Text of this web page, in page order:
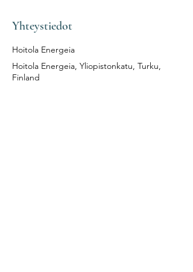
Yhteystiedot
Hoitola Energeia
Hoitola Energeia, Yliopistonkatu, Turku,
Finland